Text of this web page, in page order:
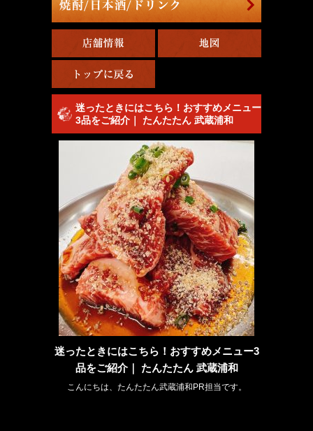
迷ったときにはこちら！おすすめメニュー
3品をご紹介｜ たんたたん 武蔵浦和
迷ったときにはこちら！おすすめメニュー3
品をご紹介｜ たんたたん 武蔵浦和
こんにちは、たんたたん武蔵浦和PR担当です。